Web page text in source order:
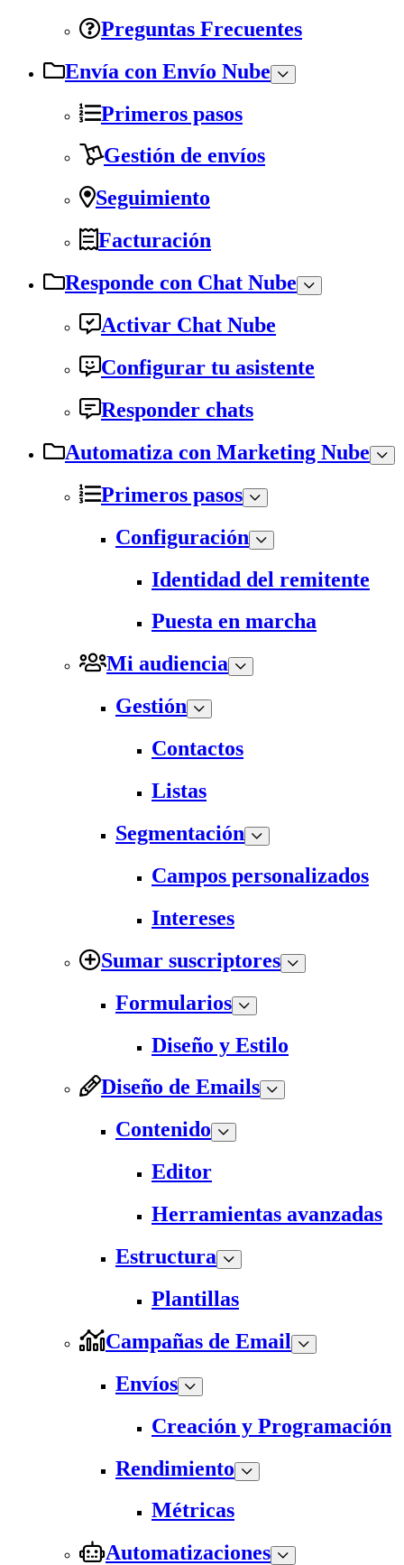
Preguntas Frecuentes
Envía con Envío Nube
Primeros pasos
Gestión de envíos
Seguimiento
Facturación
Responde con Chat Nube
Activar Chat Nube
Configurar tu asistente
Responder chats
Automatiza con Marketing Nube
Primeros pasos
Configuración
Identidad del remitente
Puesta en marcha
Mi audiencia
Gestión
Contactos
Listas
Segmentación
Campos personalizados
Intereses
Sumar suscriptores
Formularios
Diseño y Estilo
Diseño de Emails
Contenido
Editor
Herramientas avanzadas
Estructura
Plantillas
Campañas de Email
Envíos
Creación y Programación
Rendimiento
Métricas
Automatizaciones